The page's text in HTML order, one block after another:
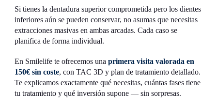
Si tienes la dentadura superior comprometida pero los dientes
inferiores aún se pueden conservar, no asumas que necesitas
extracciones masivas en ambas arcadas. Cada caso se
planifica de forma individual.
En Smilelife te ofrecemos una primera visita valorada en
150€ sin coste, con TAC 3D y plan de tratamiento detallado.
Te explicamos exactamente qué necesitas, cuántas fases tiene
tu tratamiento y qué inversión supone — sin sorpresas.